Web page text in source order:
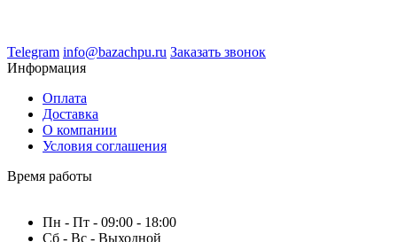
Telegram info@bazachpu.ru Заказать звонок
Информация
Оплата
Доставка
О компании
Условия соглашения
Время работы
Пн - Пт - 09:00 - 18:00
Сб - Вс - Выходной